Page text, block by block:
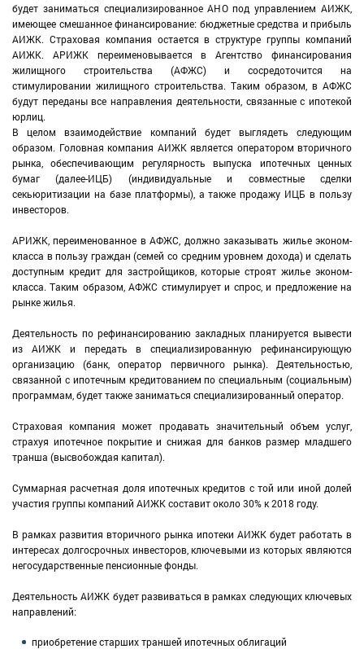
будет заниматься специализированное АНО под управлением АИЖК,
имеющее смешанное финансирование: бюджетные средства и прибыль
АИЖК. Страховая компания остается в структуре группы компаний
АИЖК. АРИЖК переименовывается в Агентство финансирования
жилищного строительства (АФЖС) и сосредоточится на
стимулировании жилищного строительства. Таким образом, в АФЖС
будут переданы все направления деятельности, связанные с ипотекой
юрлиц.
В целом взаимодействие компаний будет выглядеть следующим
образом. Головная компания АИЖК является оператором вторичного
рынка, обеспечивающим регулярность выпуска ипотечных ценных
бумаг (далее-ИЦБ) (индивидуальные и совместные сделки
секьюритизации на базе платформы), а также продажу ИЦБ в пользу
инвесторов.
АРИЖК, переименованное в АФЖС, должно заказывать жилье эконом-
класса в пользу граждан (семей со средним уровнем дохода) и сделать
доступным кредит для застройщиков, которые строят жилье эконом-
класса. Таким образом, АФЖС стимулирует и спрос, и предложение на
рынке жилья.
Деятельность по рефинансированию закладных планируется вывести
из АИЖК и передать в специализированную рефинансирующую
организацию (банк, оператор первичного рынка). Деятельностью,
связанной с ипотечным кредитованием по специальным (социальным)
программам, будет также заниматься специализированный оператор.
Страховая компания может продавать значительный объем услуг,
страхуя ипотечное покрытие и снижая для банков размер младшего
транша (высвобождая капитал).
Суммарная расчетная доля ипотечных кредитов с той или иной долей
участия группы компаний АИЖК составит около 30% к 2018 году.
В рамках развития вторичного рынка ипотеки АИЖК будет работать в
интересах долгосрочных инвесторов, ключевыми из которых являются
негосударственные пенсионные фонды.
Деятельность АИЖК будет развиваться в рамках следующих ключевых
направлений:
приобретение старших траншей ипотечных облигаций